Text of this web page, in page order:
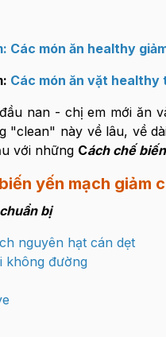
Các món ăn healthy
Các món ăn vặt healthy
nan - chị em mới ăn
"clean" này về lâu, về
với những Cách chế
yến mạch giảm
bị
nguyên hạt cán dẹt
không đường